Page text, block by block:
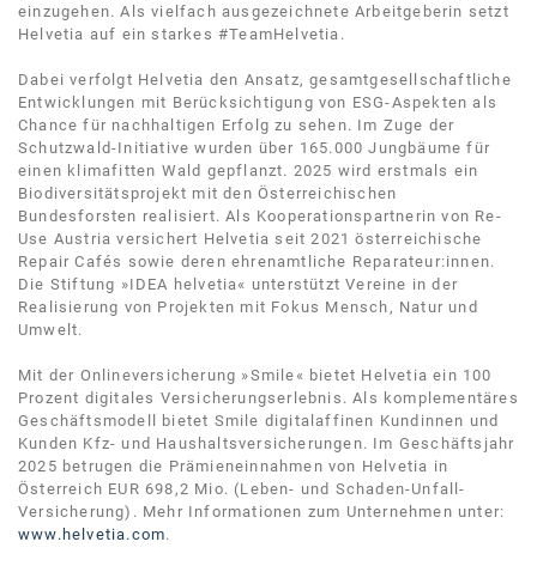
einzugehen. Als vielfach ausgezeichnete Arbeitgeberin setzt
Helvetia auf ein starkes #TeamHelvetia.
Dabei verfolgt Helvetia den Ansatz, gesamtgesellschaftliche
Entwicklungen mit Berücksichtigung von ESG-Aspekten als
Chance für nachhaltigen Erfolg zu sehen. Im Zuge der
Schutzwald-Initiative wurden über 165.000 Jungbäume für
einen klimafitten Wald gepflanzt. 2025 wird erstmals ein
Biodiversitätsprojekt mit den Österreichischen
Bundesforsten realisiert. Als Kooperationspartnerin von Re-
Use Austria versichert Helvetia seit 2021 österreichische
Repair Cafés sowie deren ehrenamtliche Reparateur:innen.
Die Stiftung »IDEA helvetia« unterstützt Vereine in der
Realisierung von Projekten mit Fokus Mensch, Natur und
Umwelt.
Mit der Onlineversicherung »Smile« bietet Helvetia ein 100
Prozent digitales Versicherungserlebnis. Als komplementäres
Geschäftsmodell bietet Smile digitalaffinen Kundinnen und
Kunden Kfz- und Haushaltsversicherungen. Im Geschäftsjahr
2025 betrugen die Prämieneinnahmen von Helvetia in
Österreich EUR 698,2 Mio. (Leben- und Schaden-Unfall-
Versicherung). Mehr Informationen zum Unternehmen unter:
www.helvetia.com.